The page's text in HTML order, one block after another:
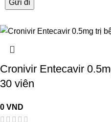
Cronivir Entecavir
30 viên
0VND